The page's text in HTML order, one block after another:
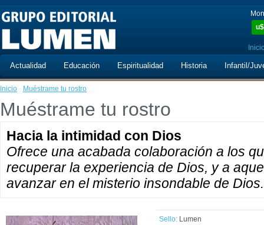
u$
Actualidad Educación Espiritualidad Historia Infantil/
Inicio · Muéstrame tu rostro
Muéstrame tu rostro
Hacia la intimidad con Dios
Ofrece una acabada colaboración a los
recuperar la experiencia de Dios, y a
avanzar en el misterio insondable de Dios.
Sello: Lumen